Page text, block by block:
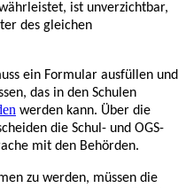
ist unverzichtbar,
des gleichen
ein Formular ausfüllen und
das in den Schulen
werden kann. Über die
die Schul- und OGS-
mit den Behörden.
zu werden, müssen die